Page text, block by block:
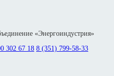
«Энергоиндустрия»
302 67 18 8 (351) 799-58-33